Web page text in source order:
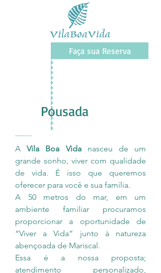
Faça sua Reserva
Pousada
AVila Boa Vidanasceu de um
grande sonho, viver com qualidade
de vida. É isso que queremos
oferecer para você e sua família.
A 50 metros do mar, em um
ambiente familiar procuramos
proporcionar a oportunidade de
“Viver a Vida” junto à natureza
abençoada de Mariscal.
Essa é a nossa proposta;
atendimento personalizado,